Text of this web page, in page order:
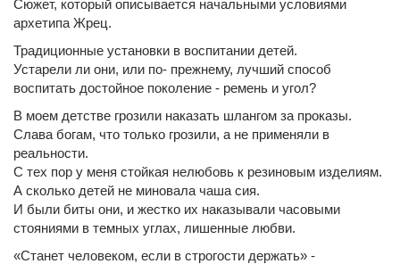
Сюжет, который описывается начальными условиями
архетипа Жрец.
Традиционные установки в воспитании детей.
Устарели ли они, или по- прежнему, лучший способ
воспитать достойное поколение - ремень и угол?
В моем детстве грозили наказать шлангом за проказы.
Слава богам, что только грозили, а не применяли в
реальности.
С тех пор у меня стойкая нелюбовь к резиновым изделиям.
А сколько детей не миновала чаша сия.
И были биты они, и жестко их наказывали часовыми
стояниями в темных углах, лишенные любви.
«Станет человеком, если в строгости держать» -